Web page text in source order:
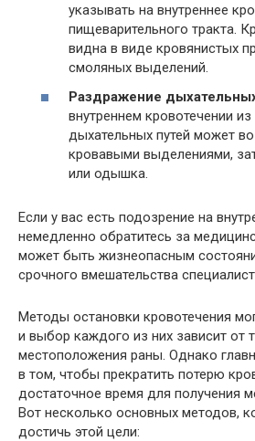
указывать на внутреннее
пищеварительного тракта.
видна в виде кровянистых
смоляных выделений.
Раздражение
внутреннем кровотечении из
дыхательных путей может
кровавыми выделениями,
или одышка.
Если у вас есть подозрение на
немедленно обратитесь за
может быть жизнеопасным
срочного вмешательства
Методы остановки кровотечения
и выбор каждого из них зависит от
местоположения раны. Однако
в том, чтобы прекратить потерю
достаточное время для получения
Вот несколько основных методов,
достичь этой цели: